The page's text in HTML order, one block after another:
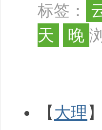
标签：
天
晚
【大理 】